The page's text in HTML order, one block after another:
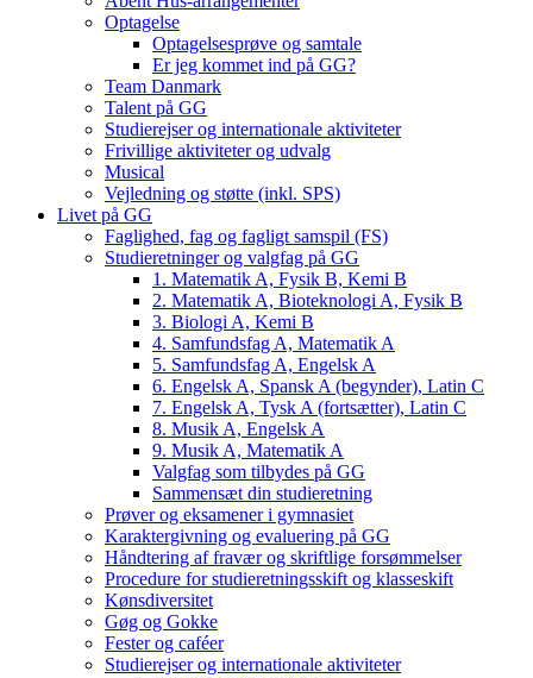
Optagelse
Optagelsesprøve og samtale
Er jeg kommet ind på GG?
Team Danmark
Talent på GG
Studierejser og internationale aktiviteter
Frivillige aktiviteter og udvalg
Musical
Vejledning og støtte (inkl. SPS)
Livet på GG
Faglighed, fag og fagligt samspil (FS)
Studieretninger og valgfag på GG
1. Matematik A, Fysik B, Kemi B
2. Matematik A, Bioteknologi A, Fysik B
3. Biologi A, Kemi B
4. Samfundsfag A, Matematik A
5. Samfundsfag A, Engelsk A
6. Engelsk A, Spansk A (begynder), Latin C
7. Engelsk A, Tysk A (fortsætter), Latin C
8. Musik A, Engelsk A
9. Musik A, Matematik A
Valgfag som tilbydes på GG
Sammensæt din studieretning
Prøver og eksamener i gymnasiet
Karaktergivning og evaluering på GG
Håndtering af fravær og skriftlige forsømmelser
Procedure for studieretningsskift og klasseskift
Kønsdiversitet
Gøg og Gokke
Fester og caféer
Studierejser og internationale aktiviteter